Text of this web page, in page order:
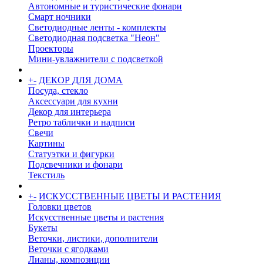
Автономные и туристические фонари
Смарт ночники
Светодиодные ленты - комплекты
Светодиодная подсветка "Неон"
Проекторы
Мини-увлажнители с подсветкой
+- ДЕКОР ДЛЯ ДОМА
Посуда, стекло
Аксессуари для кухни
Декор для интерьера
Ретро таблички и надписи
Свечи
Картины
Статуэтки и фигурки
Подсвечники и фонари
Текстиль
+- ИСКУССТВЕННЫЕ ЦВЕТЫ И РАСТЕНИЯ
Головки цветов
Искусственные цветы и растения
Букеты
Веточки, листики, дополнители
Веточки с ягодками
Лианы, композиции